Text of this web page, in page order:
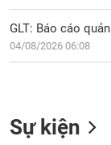
Giao
dịch
Phân
GLT: Báo cáo
04/08/2026 06:08
Sự kiện
VS-
SECTOR
NĂNG
LƯỢNG